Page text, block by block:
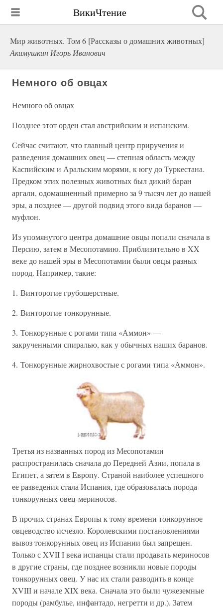
ВикиЧтение
Мир животных. Том 6 [Рассказы о домашних животных]
Акимушкин Игорь Иванович
Немного об овцах
Немного об овцах
Позднее этот орден стал австрийским и испанским.
Сейчас считают, что главный центр приручения и
разведения домашних овец — степная область между
Каспийским и Аральским морями, к югу до Туркестана.
Предком этих полезных животных был дикий баран
аргали, одомашненный примерно за 9 тысяч лет до нашей
эры, а позднее — другой подвид этого вида баранов —
муфлон.
Из упомянутого центра домашние овцы попали сначала в
Персию, затем в Месопотамию. Приблизительно в XX
веке до нашей эры в Месопотамии были овцы разных
пород. Например, такие:
1. Винторогие грубошерстные.
2. Винторогие тонкорунные.
3. Тонкорунные с рогами типа «Аммон» —
закрученными спиралью, как у обычных наших баранов.
4. Тонкорунные жирнохвостые с рогами типа «Аммон».
Третья из названных пород из Месопотамии
распространилась сначала до Передней Азии, попала в
Египет, а затем в Европу. Страной наиболее успешного
ее разведения стала Испания, где образовалась порода
тонкорунных овец-мериносов.
В прочих странах Европы к тому времени тонкорунное
овцеводство исчезло. Королевскими постановлениями
вывоз тонкорунных овец из Испании был запрещен.
Только с XVII I века испанцы стали продавать мериносов
в другие страны, где позднее возникли новые породы
тонкорунных овец. У нас их стали разводить в конце
XVIII и начале XIX века. Сначала это были чужеземные
породы (рамбулье, инфантадо, негретти и др.). Затем